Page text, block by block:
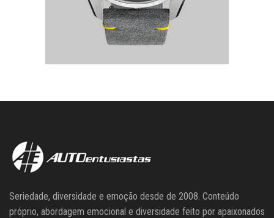
Seriedade, diversidade e emoção desde de 2008. Conteúdo
próprio, abordagem emocional e diversidade feito por apaixonados